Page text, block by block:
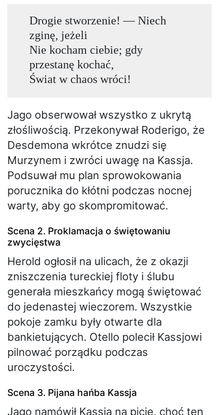
Drogie stworzenie! — Niech
zginę, jeżeli
Nie kocham ciebie; gdy
przestanę kochać,
Świat w chaos wróci!
Jago obserwował wszystko z ukrytą
złośliwością. Przekonywał Roderigo, że
Desdemona wkrótce znudzi się
Murzynem i zwróci uwagę na Kassja.
Podsuwał mu plan sprowokowania
porucznika do kłótni podczas nocnej
warty, aby go skompromitować.
Scena 2. Proklamacja o świętowaniu
zwycięstwa
Herold ogłosił na ulicach, że z okazji
zniszczenia tureckiej floty i ślubu
generała mieszkańcy mogą świętować
do jedenastej wieczorem. Wszystkie
pokoje zamku były otwarte dla
bankietujących. Otello polecił Kassjowi
pilnować porządku podczas
uroczystości.
Scena 3. Pijana hańba Kassja
Jago namówił Kassja na picie, choć ten